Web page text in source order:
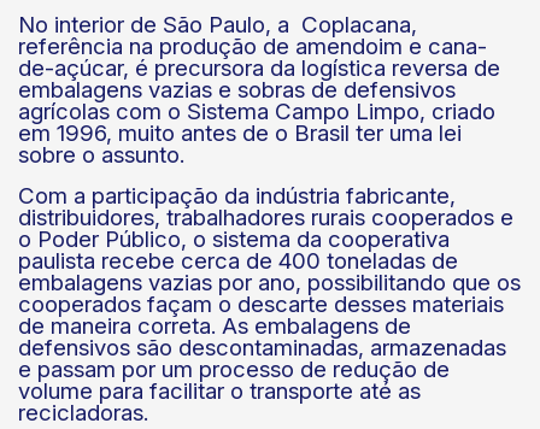
No interior de São Paulo, a Coplacana,
referência na produção de amendoim e cana-
de-açúcar, é precursora da logística reversa de
embalagens vazias e sobras de defensivos
agrícolas com o Sistema Campo Limpo, criado
em 1996, muito antes de o Brasil ter uma lei
sobre o assunto.
Com a participação da indústria fabricante,
distribuidores, trabalhadores rurais cooperados e
o Poder Público, o sistema da cooperativa
paulista recebe cerca de 400 toneladas de
embalagens vazias por ano, possibilitando que os
cooperados façam o descarte desses materiais
de maneira correta. As embalagens de
defensivos são descontaminadas, armazenadas
e passam por um processo de redução de
volume para facilitar o transporte até as
recicladoras.